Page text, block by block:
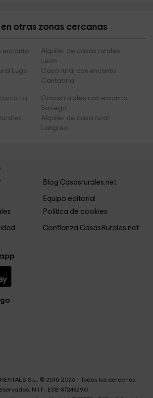
en otras zonas cercanas
encanto
Alquiler de casas rurales
León
Lugo
Casa rural con encanto
Cantabria
La
Casas rurales con encanto
Sariego
Alquiler de casa rural
Langreo
Blog Casasrurales.net
Equipo editorial
Política de cookies
Confianza CasasRurales.net
S.L. © 2015-2026 - Todos los derechos
N.I.F.: ESB-87248290